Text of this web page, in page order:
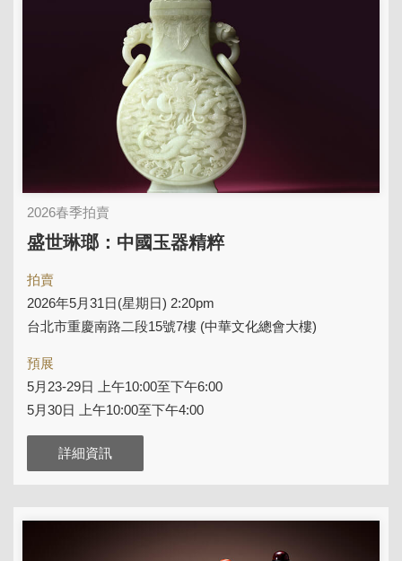
2026春季拍賣
盛世琳瑯：中國玉器精粹
拍賣
2026年5月31日(星期日) 2:20pm
台北市重慶南路二段15號7樓 (中華文化總會大樓)
預展
5月23-29日 上午10:00至下午6:00
5月30日 上午10:00至下午4:00
詳細資訊